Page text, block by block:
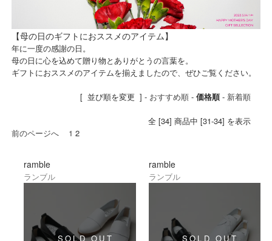
【母の日のギフトにおススメのアイテム】
年に一度の感謝の日。
母の日に心を込めて贈り物とありがとうの言葉を。
ギフトにおススメのアイテムを揃えましたので、ぜひご覧ください。
[ 並び順を変更 ] - おすすめ順 -価格順- 新着順
全 [34] 商品中 [31-34] を表示
前のページへ
1 2
ramble
ランブル
ramble
ランブル